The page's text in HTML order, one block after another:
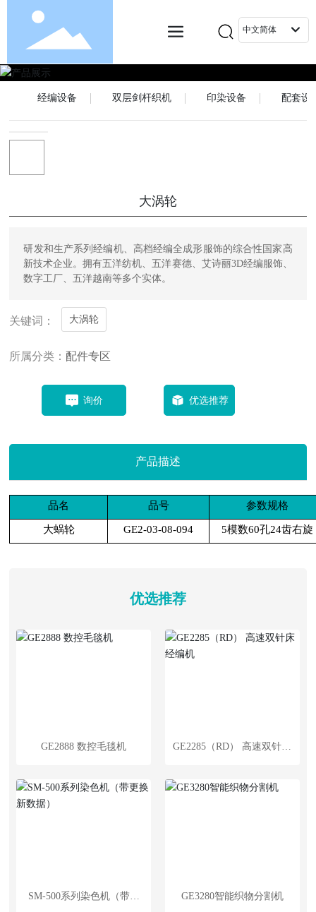
中文简体
经编设备 双层剑杆织机 印染设备 配套设
大涡轮
研发和生产系列经编机、高档经编全成形服饰的综合性国家高
新技术企业。拥有五洋纺机、五洋赛德、艾诗丽3D经编服饰、
数字工厂、五洋越南等多个实体。
关键词： 大涡轮
所属分类： 配件专区
询价 优选推荐
产品描述
品名 品号 参数规格
大蜗轮 GE2-03-08-094 5模数60孔24齿右旋
优选推荐
GE2888 数控毛毯机
GE2285（RD） 高速双针床
SM-500系列染色机（带更
GE3280智能织物分割机